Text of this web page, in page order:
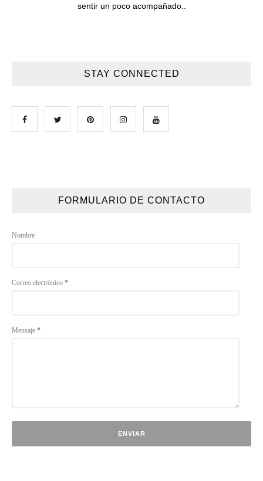
sentir un poco acompañado..
STAY CONNECTED
FORMULARIO DE CONTACTO
Nombre
Correo electrónico *
Mensaje *